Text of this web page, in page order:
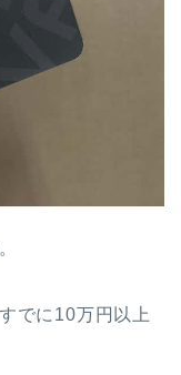
でに10万円以上